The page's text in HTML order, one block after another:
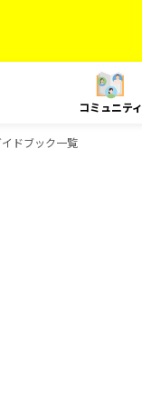
コミュニティ
ドブック一覧